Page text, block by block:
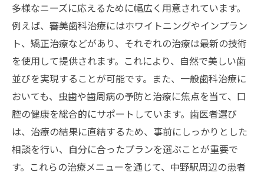
多様なニーズに応えるために幅広く用意されています。
例えば、審美歯科治療にはホワイトニングやインプラン
ト、矯正治療などがあり、それぞれの治療は最新の技術
を使用して提供されます。これにより、自然で美しい歯
並びを実現することが可能です。また、一般歯科治療に
おいても、虫歯や歯周病の予防と治療に焦点を当て、口
腔の健康を総合的にサポートしています。歯医者選び
は、治療の結果に直結するため、事前にしっかりとした
相談を行い、自分に合ったプランを選ぶことが重要で
す。これらの治療メニューを通じて、中野駅周辺の患者